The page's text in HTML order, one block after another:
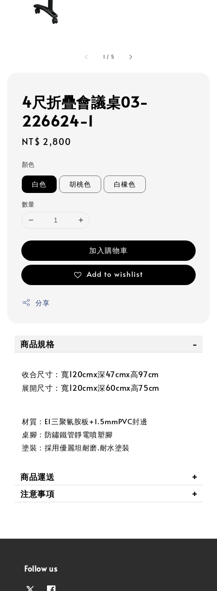
1 / 5
4尺折疊會議桌03-
226624-1
Regular
NT$ 2,800
顏色
白色 胡桃色 白橡色
數量
加入購物車
Add to wishlist
分享
商品規格
收合尺寸：寬120cmx深47cmx高97cm
展開尺寸：寬120cmx深60cmx高75cm
材質：E1三聚氰胺板+1.5mmPVC封邊
桌腳：防鏽鐵管靜電噴塑腳
塗裝：採用優麗坦耐磨.耐水塗裝
商品運送
注意事項
Follow us